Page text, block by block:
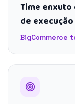
Time enxuto
de execução
BigCommerce